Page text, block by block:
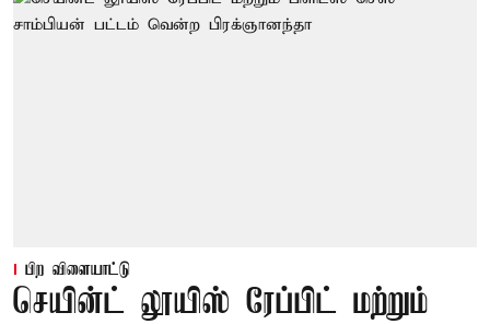
பிற விளையாட்டு
செயின்ட் லூயிஸ் ரேப்பிட் மற்றும்